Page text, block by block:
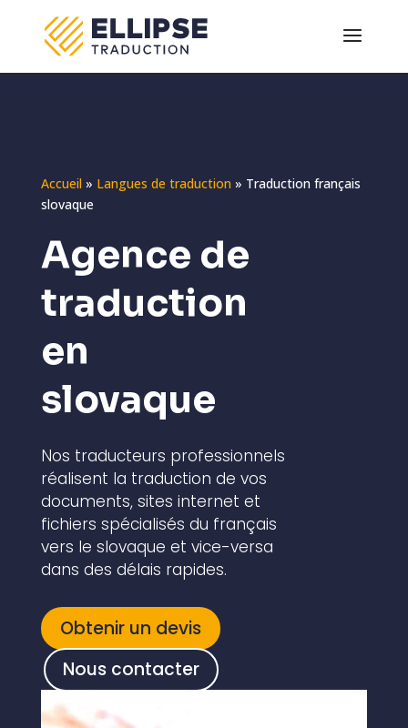
Accueil» Langues de traduction» Traduction français
slovaque
Agence de
traduction
en
slovaque
Nos traducteurs professionnels
réalisent la traduction de vos
documents, sites internet et
fichiers spécialisés du français
vers le slovaque et vice-versa
dans des délais rapides.
Obtenir un devis
Nous contacter